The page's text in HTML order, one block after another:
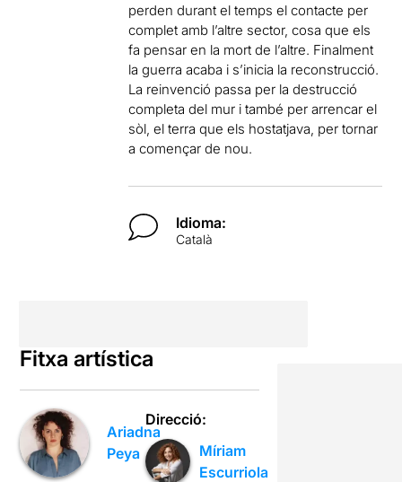
perden durant el temps el contacte per
complet amb l’altre sector, cosa que els
fa pensar en la mort de l’altre. Finalment
la guerra acaba i s’inicia la reconstrucció.
La reinvenció passa per la destrucció
completa del mur i també per arrencar el
sòl, el terra que els hostatjava, per tornar
a començar de nou.
Idioma:
Català
Fitxa artística
Ariadna
Peya
Direcció:
Míriam
Escurriola